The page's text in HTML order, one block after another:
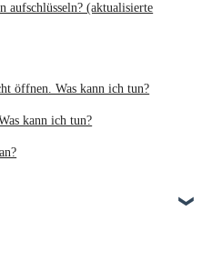
(aktualisierte
öffnen. Was kann ich tun?
kann ich tun?